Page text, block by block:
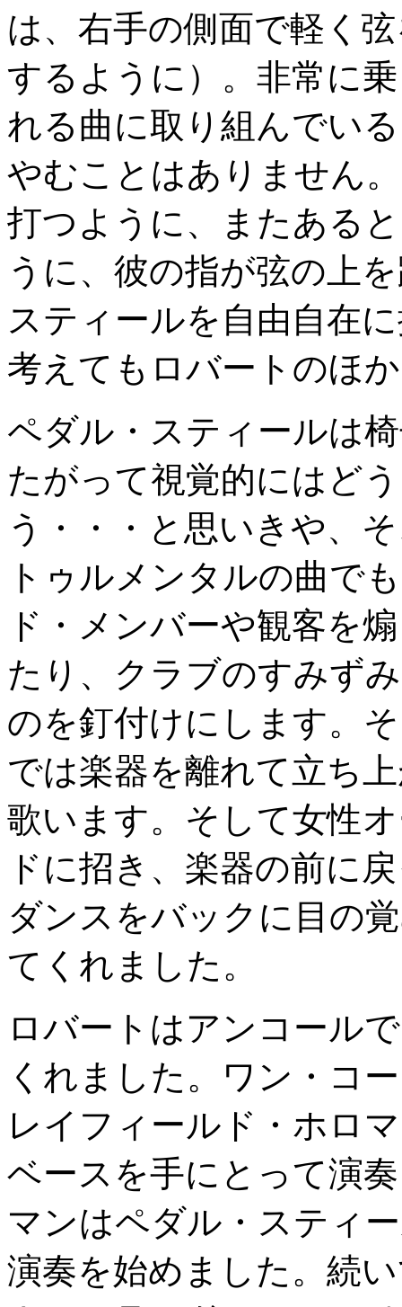
は、右手の側面で軽く
するように）。非常に
れる曲に取り組んでい
やむことはありません
打つように、またある
うに、彼の指が弦の上
スティールを自由自在
考えてもロバートのほ
ペダル・スティールは
たがって視覚的にはど
う・・・と思いきや、
トゥルメンタルの曲で
ド・メンバーや観客を
たり、クラブのすみず
のを釘付けにします。
では楽器を離れて立ち
歌います。そして女性
ドに招き、楽器の前に
ダンスをバックに目の
てくれました。
ロバートはアンコール
くれました。ワン・コ
レイフィールド・ホロ
ベースを手にとって演
マンはペダル・スティ
演奏を始めました。続